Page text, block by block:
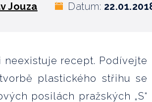
Jouza Datum:
recept. Podívejte
plastického střihu se
posilách pražských „S“